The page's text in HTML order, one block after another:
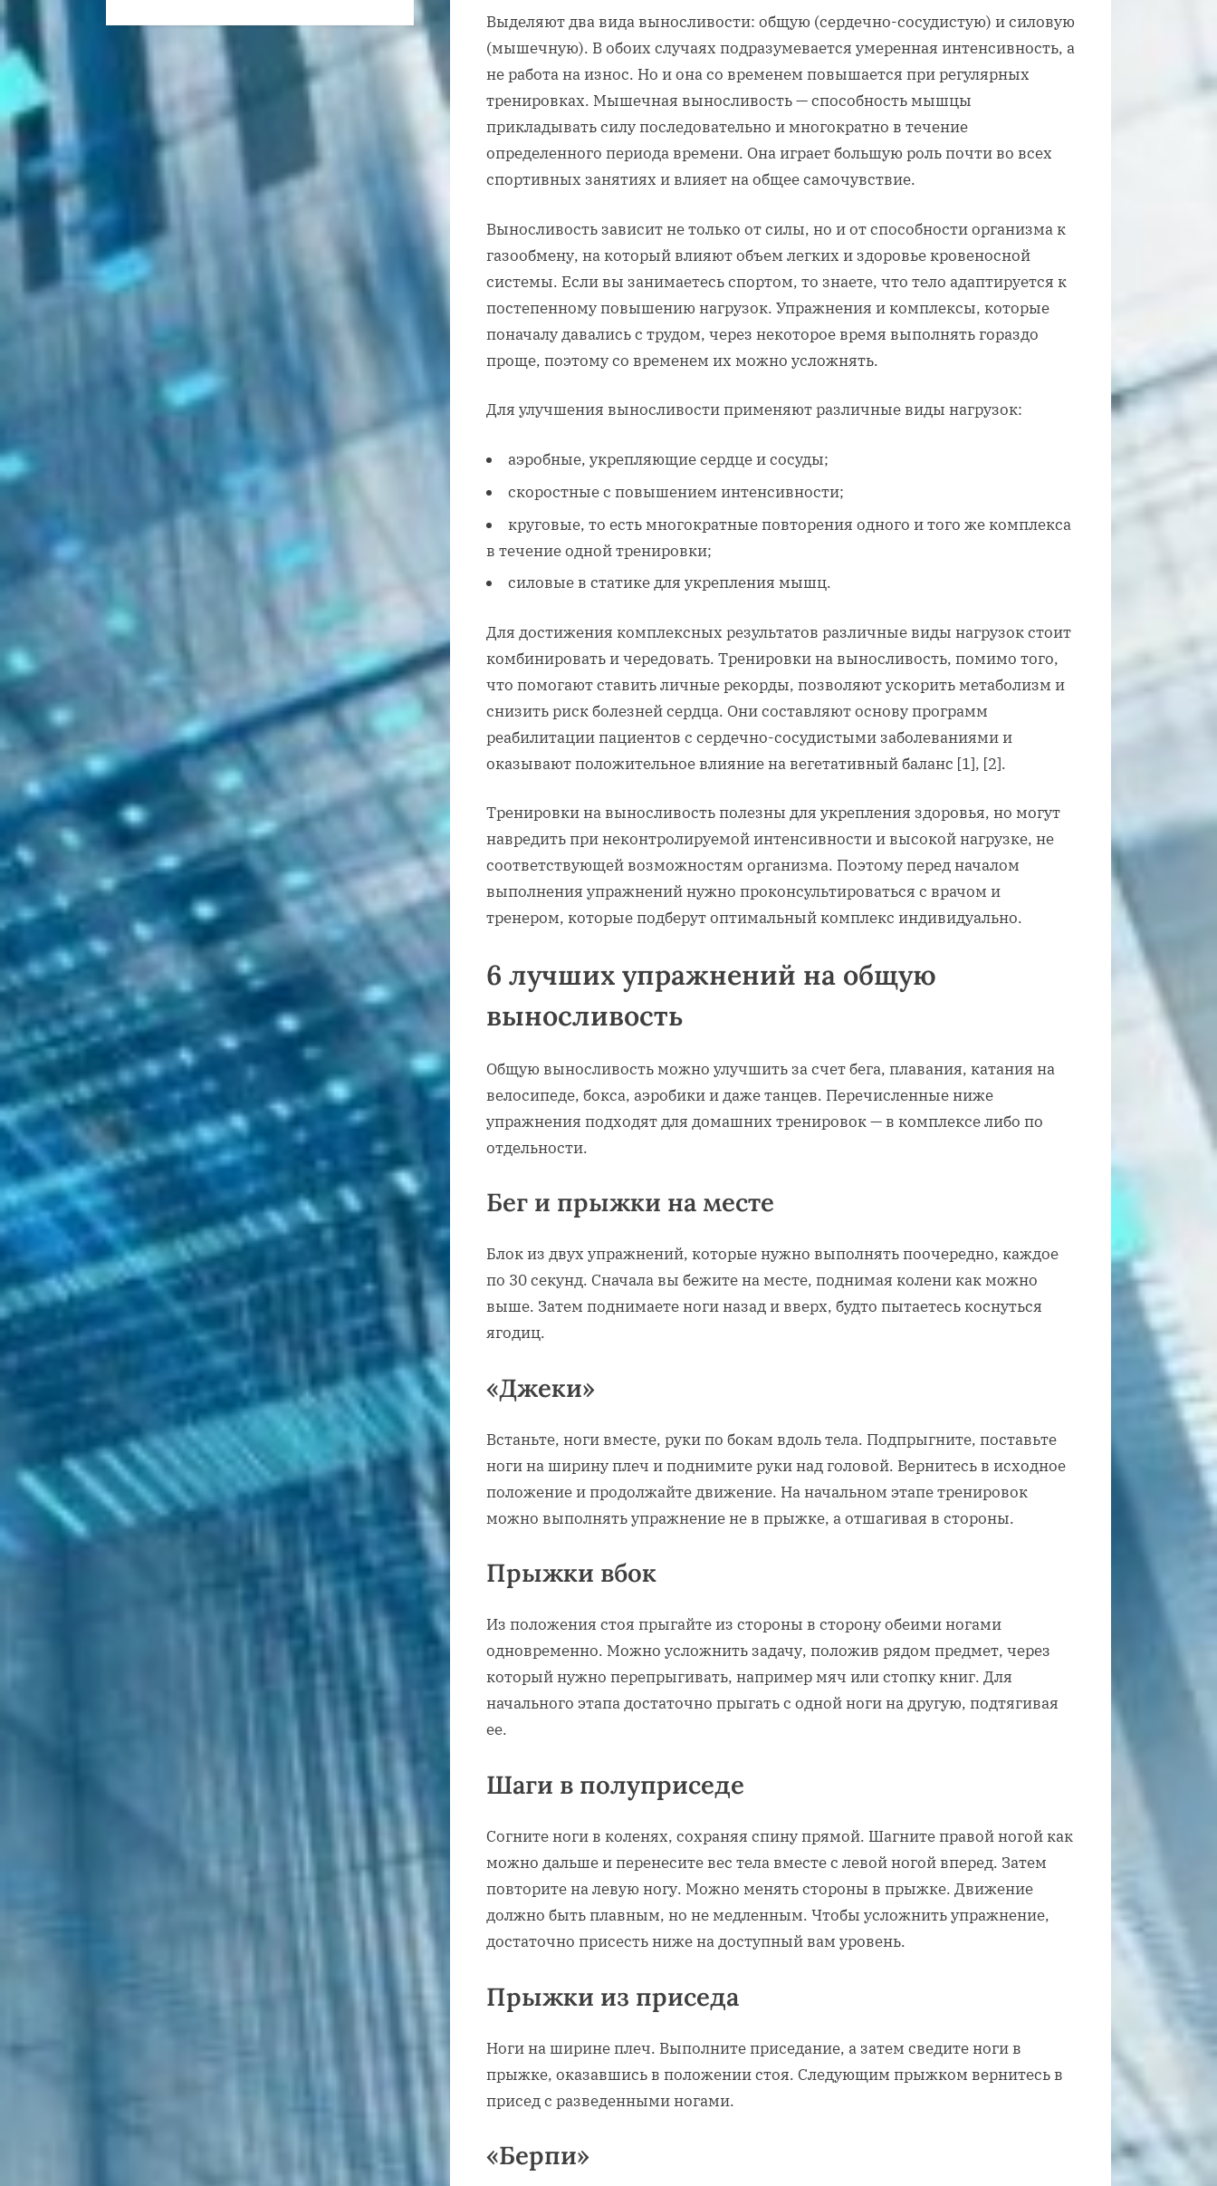
Выделяют два вида выносливости: общую (сердечно-сосудистую) и силовую
(мышечную). В обоих случаях подразумевается умеренная интенсивность, а
не работа на износ. Но и она со временем повышается при регулярных
тренировках. Мышечная выносливость — способность мышцы
прикладывать силу последовательно и многократно в течение
определенного периода времени. Она играет большую роль почти во всех
спортивных занятиях и влияет на общее самочувствие.
Выносливость зависит не только от силы, но и от способности организма к
газообмену, на который влияют объем легких и здоровье кровеносной
системы. Если вы занимаетесь спортом, то знаете, что тело адаптируется к
постепенному повышению нагрузок. Упражнения и комплексы, которые
поначалу давались с трудом, через некоторое время выполнять гораздо
проще, поэтому со временем их можно усложнять.
Для улучшения выносливости применяют различные виды нагрузок:
аэробные, укрепляющие сердце и сосуды;
скоростные с повышением интенсивности;
круговые, то есть многократные повторения одного и того же комплекса
в течение одной тренировки;
силовые в статике для укрепления мышц.
Для достижения комплексных результатов различные виды нагрузок стоит
комбинировать и чередовать. Тренировки на выносливость, помимо того,
что помогают ставить личные рекорды, позволяют ускорить метаболизм и
снизить риск болезней сердца. Они составляют основу программ
реабилитации пациентов с сердечно-сосудистыми заболеваниями и
оказывают положительное влияние на вегетативный баланс [1], [2].
Тренировки на выносливость полезны для укрепления здоровья, но могут
навредить при неконтролируемой интенсивности и высокой нагрузке, не
соответствующей возможностям организма. Поэтому перед началом
выполнения упражнений нужно проконсультироваться с врачом и
тренером, которые подберут оптимальный комплекс индивидуально.
6 лучших упражнений на общую
выносливость
Общую выносливость можно улучшить за счет бега, плавания, катания на
велосипеде, бокса, аэробики и даже танцев. Перечисленные ниже
упражнения подходят для домашних тренировок — в комплексе либо по
отдельности.
Бег и прыжки на месте
Блок из двух упражнений, которые нужно выполнять поочередно, каждое
по 30 секунд. Сначала вы бежите на месте, поднимая колени как можно
выше. Затем поднимаете ноги назад и вверх, будто пытаетесь коснуться
ягодиц.
«Джеки»
Встаньте, ноги вместе, руки по бокам вдоль тела. Подпрыгните, поставьте
ноги на ширину плеч и поднимите руки над головой. Вернитесь в исходное
положение и продолжайте движение. На начальном этапе тренировок
можно выполнять упражнение не в прыжке, а отшагивая в стороны.
Прыжки вбок
Из положения стоя прыгайте из стороны в сторону обеими ногами
одновременно. Можно усложнить задачу, положив рядом предмет, через
который нужно перепрыгивать, например мяч или стопку книг. Для
начального этапа достаточно прыгать с одной ноги на другую, подтягивая
ее.
Шаги в полуприседе
Согните ноги в коленях, сохраняя спину прямой. Шагните правой ногой как
можно дальше и перенесите вес тела вместе с левой ногой вперед. Затем
повторите на левую ногу. Можно менять стороны в прыжке. Движение
должно быть плавным, но не медленным. Чтобы усложнить упражнение,
достаточно присесть ниже на доступный вам уровень.
Прыжки из приседа
Ноги на ширине плеч. Выполните приседание, а затем сведите ноги в
прыжке, оказавшись в положении стоя. Следующим прыжком вернитесь в
присед с разведенными ногами.
«Берпи»